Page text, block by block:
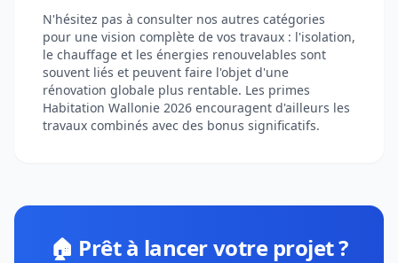
N'hésitez pas à consulter nos autres catégories
pour une vision complète de vos travaux : l'isolation,
le chauffage et les énergies renouvelables sont
souvent liés et peuvent faire l'objet d'une
rénovation globale plus rentable. Les primes
Habitation Wallonie 2026 encouragent d'ailleurs les
travaux combinés avec des bonus significatifs.
🏠 Prêt à lancer votre projet ?